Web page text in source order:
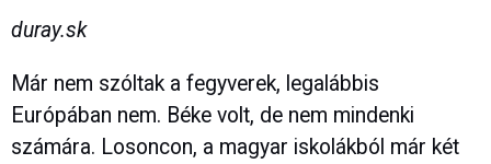
duray.sk
Már nem szóltak a fegyverek, legalábbis
Európában nem. Béke volt, de nem mindenki
számára. Losoncon, a magyar iskolákból már két